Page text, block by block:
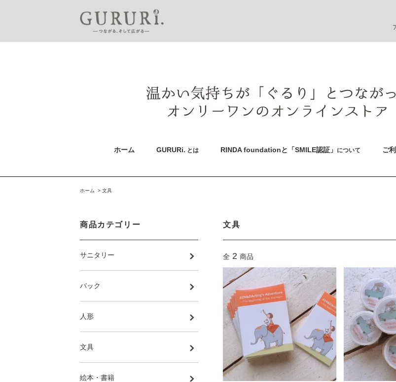
ホーム GURURi. とは RINDA foundationと「SMILE認証」 について ご
ホーム > 文具
文具
全 2 商品
商品カテゴリー
サニタリー
バック
人形
文具
絵本・書籍